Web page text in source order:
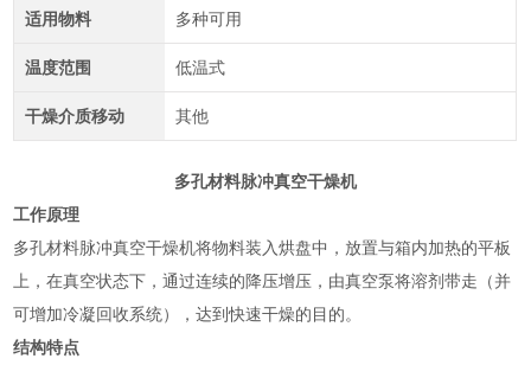
适用物料 多种可用
温度范围 低温式
干燥介质移动 其他
多孔材料脉冲真空干燥机
工作原理
多孔材料脉冲真空干燥机将物料装入烘盘中，放置与箱内加热的平板
上，在真空状态下，通过连续的降压增压，由真空泵将溶剂带走（并
可增加冷凝回收系统），达到快速干燥的目的。
结构特点